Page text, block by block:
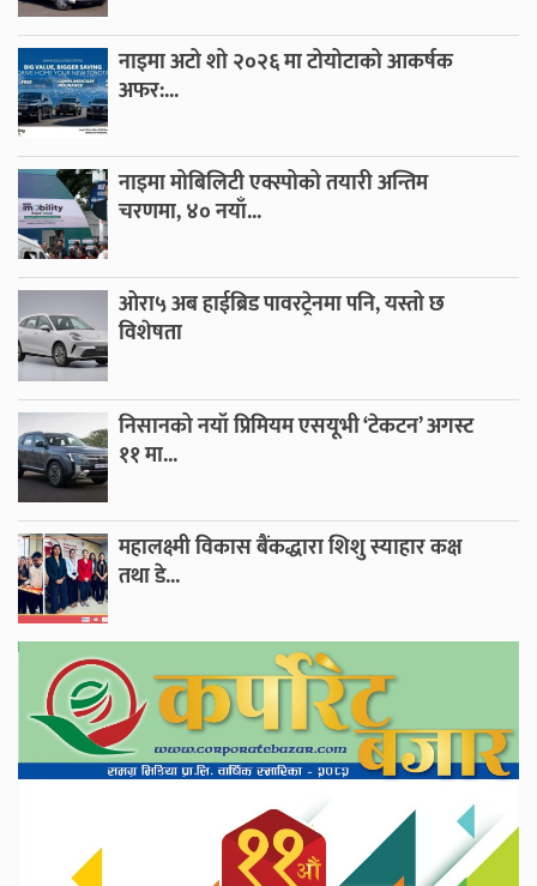
नाइमा अटो शो २०२६ मा टोयोटाको आकर्षक
अफर:...
नाइमा मोबिलिटी एक्स्पोको तयारी अन्तिम
चरणमा, ४० नयाँ...
ओरा५ अब हाईब्रिड पावरट्रेनमा पनि, यस्तो छ
विशेषता
निसानको नयाँ प्रिमियम एसयूभी ‘टेकटन’ अगस्ट
११ मा...
महालक्ष्मी विकास बैंकद्धारा शिशु स्याहार कक्ष
तथा डे...